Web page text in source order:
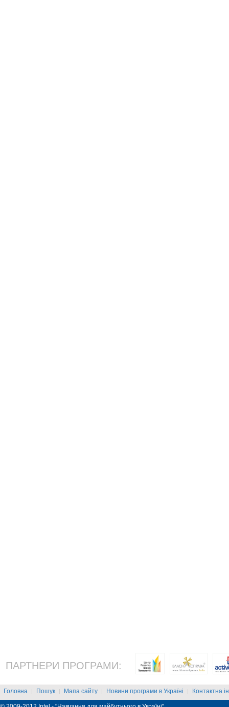
ПАРТНЕРИ ПРОГРАМИ:
Головна | Пошук | Мапа сайту | Новини програми в Україні | Контактна